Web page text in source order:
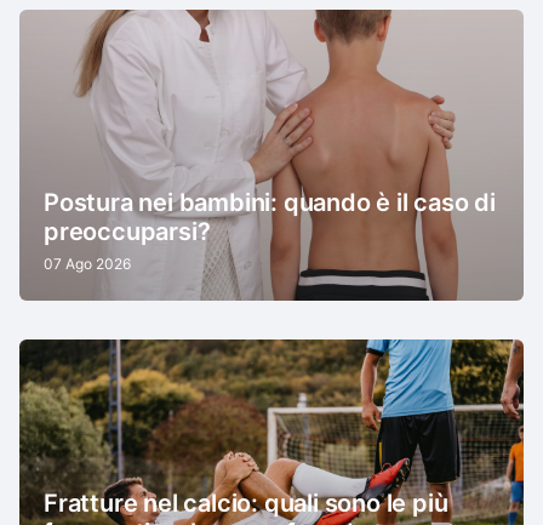
Postura nei bambini: quando è il caso di
preoccuparsi?
07 Ago 2026
Fratture nel calcio: quali sono le più